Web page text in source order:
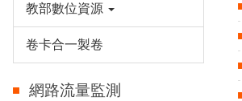
教部數位資源
卷卡合一製卷
網路流量監測